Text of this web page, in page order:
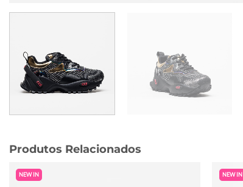
Produtos Relacionados
NEW IN NEW IN